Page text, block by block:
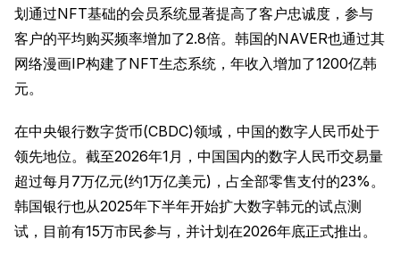
划通过NFT基础的会员系统显著提高了客户忠诚度，参与
客户的平均购买频率增加了2.8倍。韩国的NAVER也通过其
网络漫画IP构建了NFT生态系统，年收入增加了1200亿韩
元。
在中央银行数字货币(CBDC)领域，中国的数字人民币处于
领先地位。截至2026年1月，中国国内的数字人民币交易量
超过每月7万亿元(约1万亿美元)，占全部零售支付的23%。
韩国银行也从2025年下半年开始扩大数字韩元的试点测
试，目前有15万市民参与，并计划在2026年底正式推出。